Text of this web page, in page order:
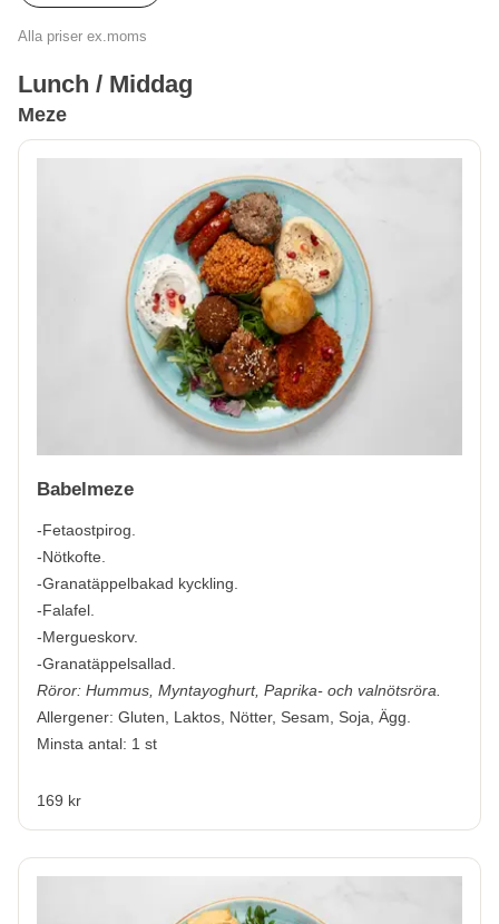
Alla priser ex.moms
Lunch / Middag
Meze
Babelmeze
-Fetaostpirog.
-Nötkofte.
-Granatäppelbakad kyckling.
-Falafel.
-Mergueskorv.
-Granatäppelsallad.
Röror: Hummus, Myntayoghurt, Paprika- och valnötsröra.
Allergener: Gluten, Laktos, Nötter, Sesam, Soja, Ägg.
Minsta antal: 1 st
169 kr